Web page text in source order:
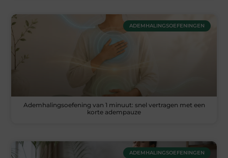
ADEMHALINGSOEFENINGEN
Ademhalingsoefening van 1 minuut: snel vertragen met een
korte adempauze
ADEMHALINGSOEFENINGEN